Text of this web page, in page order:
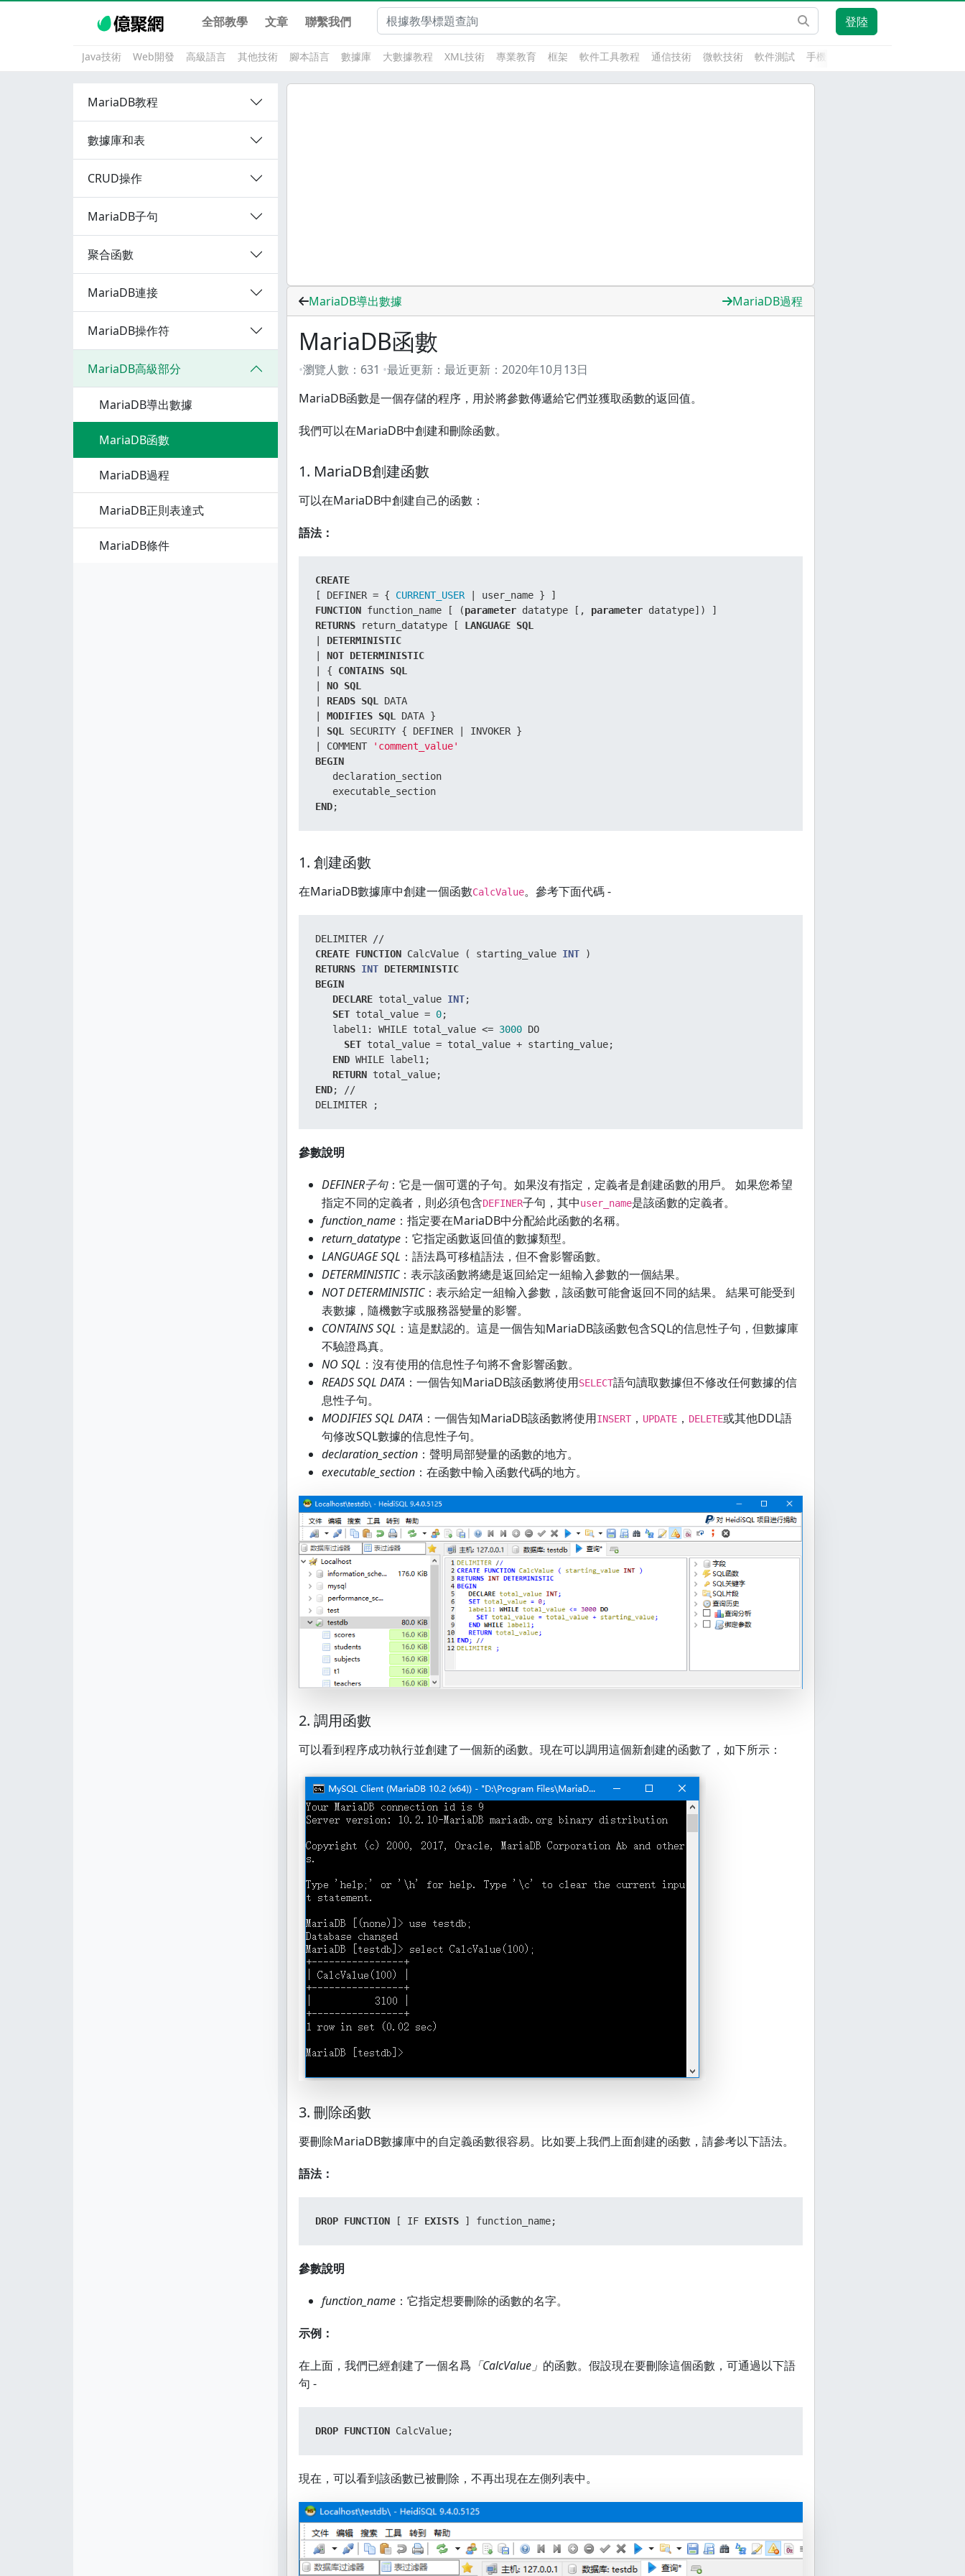
全部教學 文章 聯繫我們 登陸
Java技術 Web開發 高級語言 其他技術 腳本語言 數據庫 大數據教程 XML技術 專業教育 框架 軟件工具教程 通信技術 微軟技術 軟件測試 手機開發
MariaDB教程
數據庫和表
CRUD操作
MariaDB子句
聚合函數
MariaDB連接
MariaDB操作符
MariaDB高級部分
MariaDB導出數據
MariaDB函數
MariaDB過程
MariaDB正則表達式
MariaDB條件
MariaDB導出數據 MariaDB過程
MariaDB函數
瀏覽人數： 631 最近更新： 最近更新： 2020年10月13日
MariaDB函數是一個存儲的程序，用於將參數傳遞給它們並獲取函數的返回值。
我們可以在MariaDB中創建和刪除函數。
1. MariaDB創建函數
可以在MariaDB中創建自己的函數：
語法：
CREATE
[ DEFINER = { CURRENT_USER
FUNCTION function_name [ (parameter datatype [, parameter
RETURNS return_datatype [ LANGUAGE SQL
DETERMINISTIC
NOT DETERMINISTIC
{ CONTAINS SQL
NO SQL
READS SQL
MODIFIES SQL
SQL SECURITY { DEFINER
COMMENT
'comment_value'
BEGIN
   declaration_section
END;
1. 創建函數
在MariaDB數據庫中創建一個函數CalcValue。參考下面代碼 -
DELIMITER //
CREATE FUNCTION CalcValue ( starting_value INT
RETURNS INT DETERMINISTIC
BEGIN
DECLARE total_value INT;
SET total_value = 0;
   label1: WHILE total_value
<= 3000 DO
SET total_value = total_value + starting_value;
END WHILE label1;
RETURN
END; //
DELIMITER ;
參數說明
DEFINER子句：它是一個可選的子句。如果沒有指定，定義者是創建函數的用戶。 如果您希望
指定不同的定義者，則必須包含DEFINER子句，其中user_name是該函數的定義者。
function_name ：指定要在MariaDB中分配給此函數的名稱。
return_datatype ：它指定函數返回值的數據類型。
LANGUAGE SQL ：語法爲可移植語法，但不會影響函數。
DETERMINISTIC：表示該函數將總是返回給定一組輸入參數的一個結果。
NOT DETERMINISTIC：表示給定一組輸入參數，該函數可能會返回不同的結果。 結果可能受到
表數據，隨機數字或服務器變量的影響。
CONTAINS SQL ：這是默認的。這是一個告知MariaDB該函數包含SQL的信息性子句，但數據庫
不驗證爲真。
NO SQL ：沒有使用的信息性子句將不會影響函數。
READS SQL DATA ：一個告知MariaDB該函數將使用SELECT語句讀取數據但不修改任何數據的信
息性子句。
MODIFIES SQL DATA ：一個告知MariaDB該函數將使用INSERT ， UPDATE ， DELETE或其他DDL語
句修改SQL數據的信息性子句。
declaration_section ：聲明局部變量的函數的地方。
executable_section ：在函數中輸入函數代碼的地方。
2. 調用函數
可以看到程序成功執行並創建了一個新的函數。現在可以調用這個新創建的函數了，如下所示：
3. 刪除函數
要刪除MariaDB數據庫中的自定義函數很容易。比如要上我們上面創建的函數，請參考以下語法。
語法：
DROP FUNCTION [ IF EXISTS ] function_name;
參數說明
function_name ：它指定想要刪除的函數的名字。
示例：
在上面，我們已經創建了一個名爲 「CalcValue」 的函數。假設現在要刪除這個函數，可通過以下語
句 -
DROP FUNCTION CalcValue;
現在，可以看到該函數已被刪除，不再出現在左側列表中。